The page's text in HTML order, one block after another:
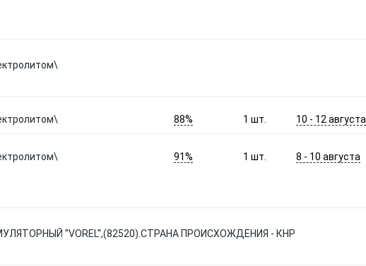
88% 1шт. 10 - 12 августа
91% 1шт. 8 - 10 августа
''VOREL'',(82520).СТРАНА ПРОИСХОЖДЕНИЯ - КНР